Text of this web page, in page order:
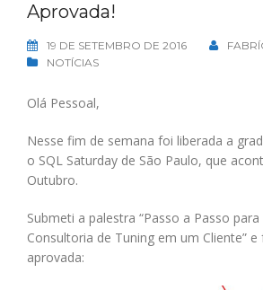
Aprovada!
19 DE SETEMBRO DE 2016
NOTÍCIAS
Olá Pessoal,
Nesse fim de semana foi liberada a
o SQL Saturday de São Paulo, que
Outubro.
Submeti a palestra “Passo a Passo
Consultoria de Tuning em um Cliente”
aprovada: